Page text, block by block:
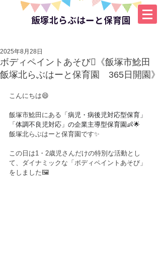
飯塚北らぶはーと保育園
ボディペイントあそび🫟《飯塚市鯰田
飯塚北らぶはーと保育園 365日開園》
2025年8月28日
こんにちは😄
飯塚市鯰田にある 「病児・病後児対応型保育」
「体調不良児対応」の企業主導型保育園👶🌟
飯塚北らぶはーと保育園です✨
この日は1・2歳児さんだけの特別な活動とし
て、ダイナミックな「ボディペイントあそび」
をしました🖼️